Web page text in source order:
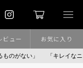
い」 「キレイなニット」
ビュー お気に入り